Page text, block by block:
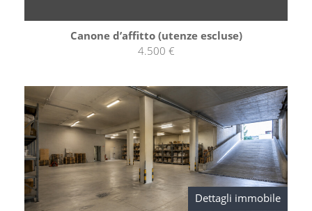
Canone d’affitto (utenze escluse)
4.500 €
Dettagli immobile